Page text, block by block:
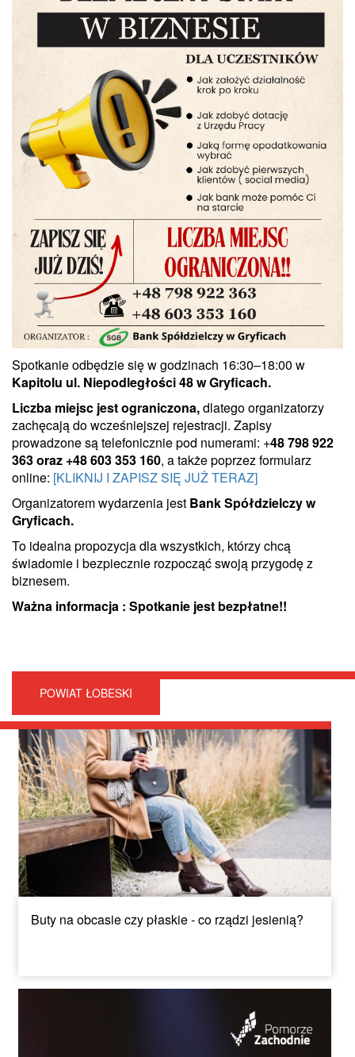
Spotkanie odbędzie się w godzinach 16:30–18:00 w
Kapitolu ul. Niepodległości 48 w Gryficach.
Liczba miejsc jest ograniczona,dlatego organizatorzy
zachęcają do wcześniejszej rejestracji. Zapisy
prowadzone są telefonicznie pod numerami: +48 798 922
363 oraz +48 603 353 160, a także poprzez formularz
online: [KLIKNIJ I ZAPISZ SIĘ JUŻ TERAZ]
Organizatorem wydarzenia jest Bank Spółdzielczy w
Gryficach.
To idealna propozycja dla wszystkich, którzy chcą
świadomie i bezpiecznie rozpocząć swoją przygodę z
biznesem.
Ważna informacja : Spotkanie jest bezpłatne!!
POWIAT ŁOBESKI
Buty na obcasie czy płaskie - co rządzi jesienią?